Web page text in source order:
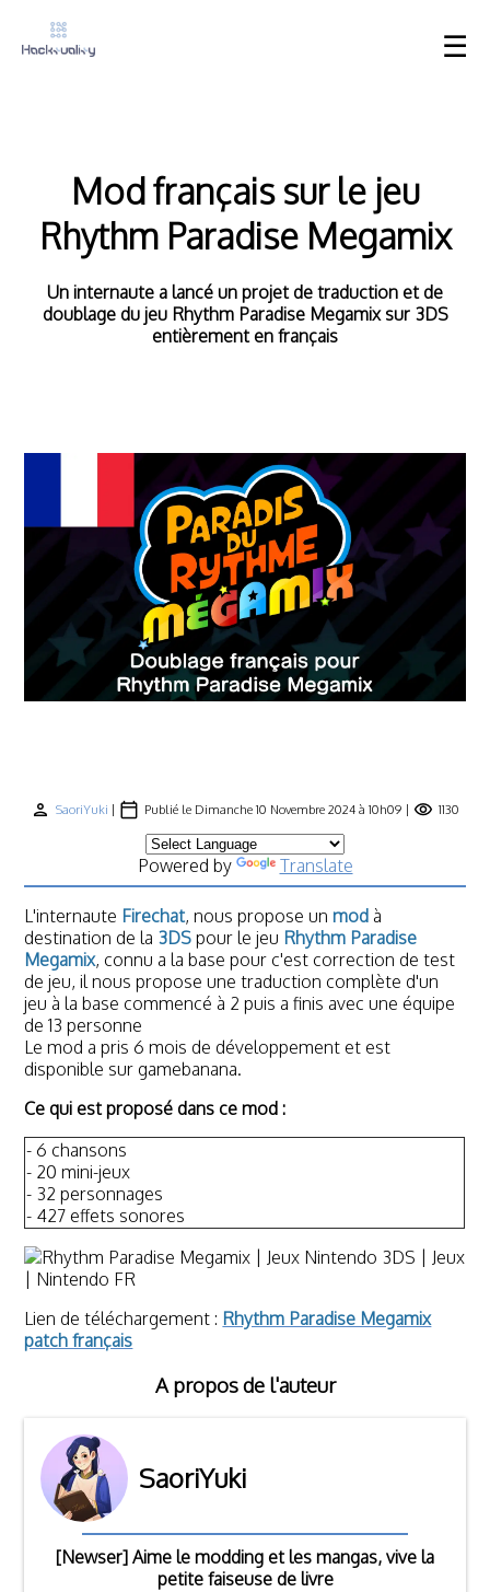
☰
Mod français sur le jeu
Rhythm Paradise Megamix
Un internaute a lancé un projet de traduction et de
doublage du jeu Rhythm Paradise Megamix sur 3DS
entièrement en français
person SaoriYuki | calendar_today Publié le Dimanche 10 Novembre 2024 à 10h09 | visibility 1130
Powered by Translate
L'internaute Firechat, nous propose unmod à
destination de la 3DSpour le jeu Rhythm Paradise
Megamix, connu a la base pour c'est correction de test
de jeu, il nous propose une traduction complète d'un
jeu à la base commencé à 2 puis a finis avec une équipe
de 13 personne
Le mod a pris 6 mois de développement et est
disponible sur gamebanana.
Ce qui est proposé dans ce mod :
- 6 chansons
- 20 mini-jeux
- 32 personnages
- 427 effets sonores
Lien de téléchargement : Rhythm Paradise Megamix
patch français
A propos de l'auteur
SaoriYuki
[Newser] Aime le modding et les mangas, vive la
petite faiseuse de livre